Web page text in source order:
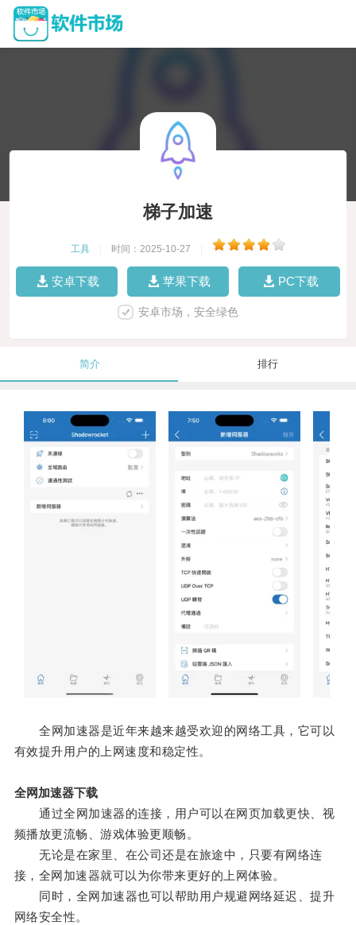
梯子加速
工具 时间：2025-10-27
安卓下载 苹果下载 PC下载
安卓市场，安全绿色
简介 排行
全网加速器是近年来越来越受欢迎的网络工具，它可以
有效提升用户的上网速度和稳定性。
全网加速器下载
通过全网加速器的连接，用户可以在网页加载更快、视
频播放更流畅、游戏体验更顺畅。
无论是在家里、在公司还是在旅途中，只要有网络连
接，全网加速器就可以为你带来更好的上网体验。
同时，全网加速器也可以帮助用户规避网络延迟、提升
网络安全性。